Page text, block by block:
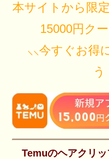
本サイトから限
15000円ク
⸜⸜今すぐお得
う
Temuのヘアクリ